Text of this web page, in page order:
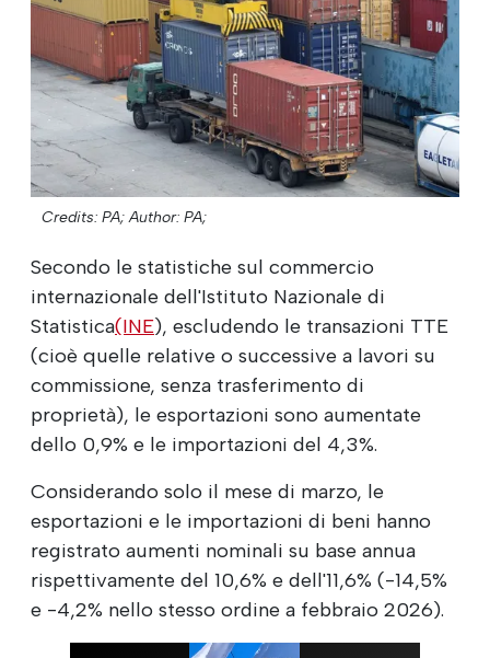
Credits: PA; Author: PA;
Secondo le statistiche sul commercio
internazionale dell'Istituto Nazionale di
Statistica(INE), escludendo le transazioni TTE
(cioè quelle relative o successive a lavori su
commissione, senza trasferimento di
proprietà), le esportazioni sono aumentate
dello 0,9% e le importazioni del 4,3%.
Considerando solo il mese di marzo, le
esportazioni e le importazioni di beni hanno
registrato aumenti nominali su base annua
rispettivamente del 10,6% e dell'11,6% (-14,5%
e -4,2% nello stesso ordine a febbraio 2026).